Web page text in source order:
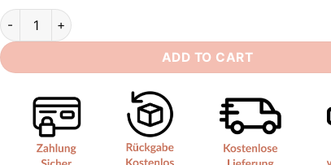
Brautkleid Schwanger Boho quantity
ADD TO CART